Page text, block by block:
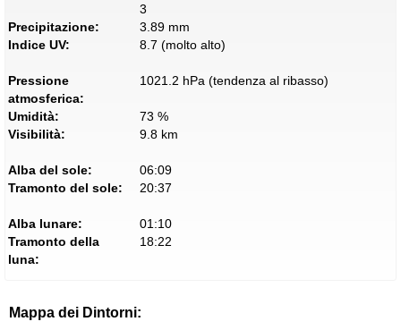
3
Precipitazione:
3.89 mm
Indice UV:
8.7 (molto alto)
Pressione
atmosferica:
1021.2 hPa (tendenza al ribasso)
Umidità:
73 %
Visibilità:
9.8 km
Alba del sole:
06:09
Tramonto del sole:
20:37
Alba lunare:
01:10
Tramonto della
luna:
18:22
Mappa dei Dintorni: